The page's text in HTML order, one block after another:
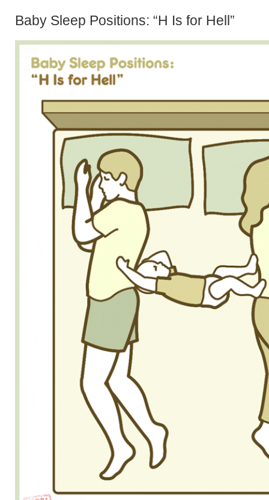
Baby Sleep Positions: “H Is for Hell”